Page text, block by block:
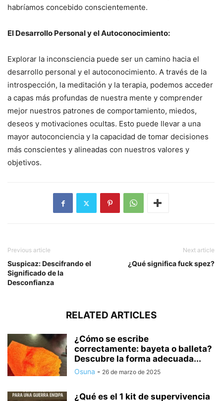
habríamos concebido conscientemente.
El Desarrollo Personal y el Autoconocimiento:
Explorar la inconsciencia puede ser un camino hacia el
desarrollo personal y el autoconocimiento. A través de la
introspección, la meditación y la terapia, podemos acceder
a capas más profundas de nuestra mente y comprender
mejor nuestros patrones de comportamiento, miedos,
deseos y motivaciones ocultas. Esto puede llevar a una
mayor autoconciencia y la capacidad de tomar decisiones
más conscientes y alineadas con nuestros valores y
objetivos.
Previous article
Suspicaz: Descifrando el
Significado de la
Desconfianza
Next article
¿Qué significa fuck spez?
RELATED ARTICLES
¿Cómo se escribe
correctamente: bayeta o balleta?
Descubre la forma adecuada...
Osuna - 26 de marzo de 2025
¿Qué es el 1 kit de supervivencia